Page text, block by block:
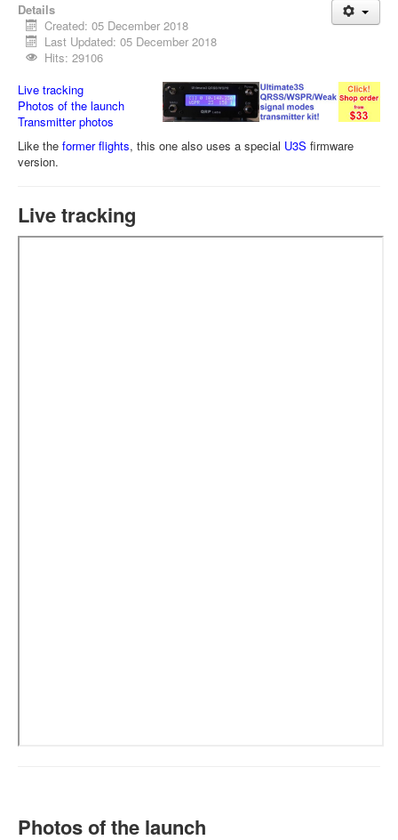
Details
Created: 05 December 2018
Last Updated: 05 December 2018
Hits: 29106
Live tracking
Photos of the launch
Transmitter photos
Like the former flights, this one also uses a special U3S firmware
version.
Live tracking
Photos of the launch